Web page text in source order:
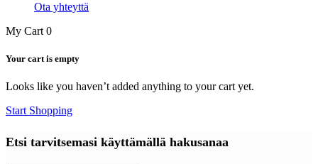
Ota yhteyttä
My Cart 0
Your cart is empty
Looks like you haven’t added anything to your cart yet.
Start Shopping
Etsi tarvitsemasi käyttämällä hakusanaa